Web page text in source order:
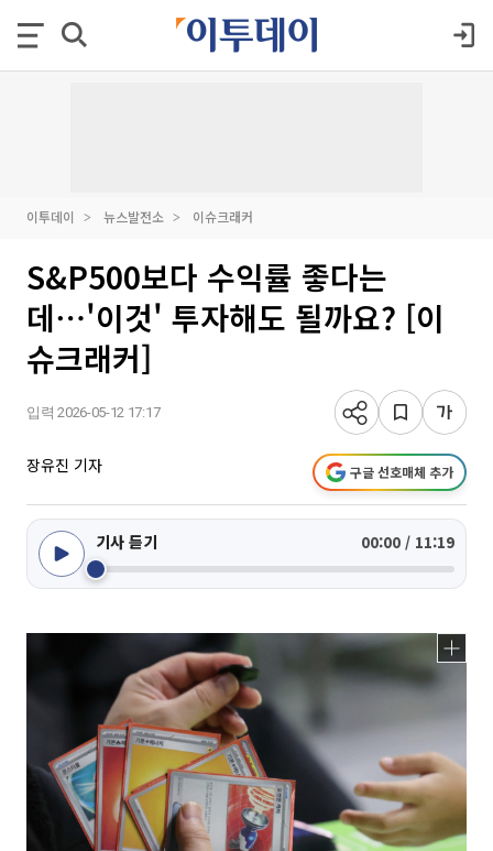
이투데이 뉴스발전소 이슈크래커
S&P500보다 수익률 좋다는
데⋯'이것' 투자해도 될까요? [이
슈크래커]
입력 2026-05-12 17:17
장유진 기자 구글 선호매체 추가
기사 듣기 00:00 / 11:19